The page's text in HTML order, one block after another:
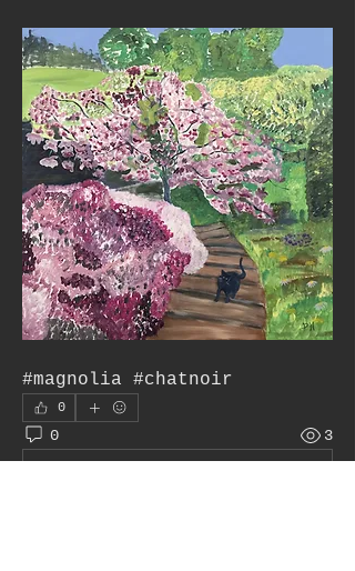
#magnolia #chatnoir
0
0 3